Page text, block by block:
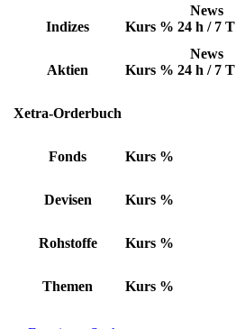
Indizes Kurs %
News
24 h / 7 T
Aktien Kurs %
News
24 h / 7 T
Xetra-Orderbuch
Fonds Kurs %
Devisen Kurs %
Rohstoffe Kurs %
Themen Kurs %